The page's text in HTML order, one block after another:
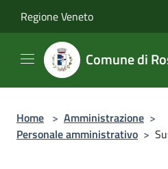
Regione Veneto
Comune di
Home > Amministrazione >
Personale amministrativo >